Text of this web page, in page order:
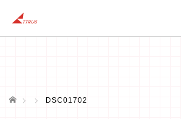
ホーム DSC01702